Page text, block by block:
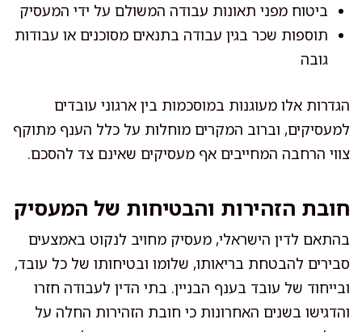
ביטוח מפני תאונות עבודה המשולם על ידי המעסיק
תוספות שכר בגין עבודה בתנאים מסוכנים או עבודות
גובה
הגדרות אלו מעוגנות במוסכמות בין ארגוני עובדים
למעסיקים, וברוב המקרים מוחלות על כלל הענף מתוקף
צווי הרחבה המחייבים אף מעסיקים שאינם צד להסכם.
חובת הזהירות והבטיחות של המעסיק
בהתאם לדין הישראלי, מעסיק מחויב לנקוט באמצעים
סבירים להבטחת בריאותו, שלומו ובטיחותו של כל עובד,
ובייחוד של עובד בענף הבניין. בתי הדין לעבודה חזרו
והדגישו בשנים האחרונות כי חובת הזהירות החלה על